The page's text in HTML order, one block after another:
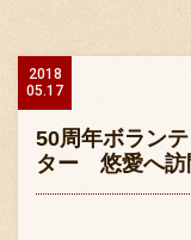
2018
05.17
50周年ボラン
ター 悠愛へ訪